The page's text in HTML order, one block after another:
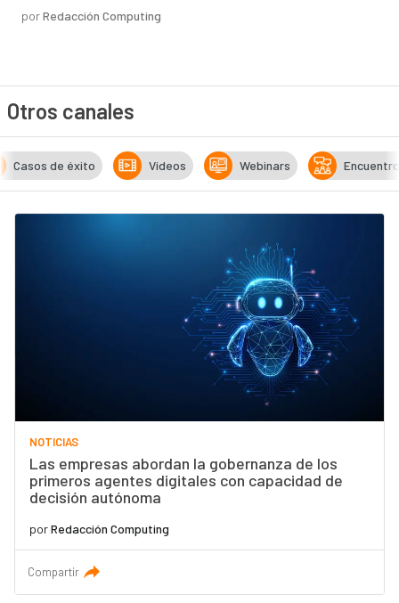
porRedacción Computing
Otros canales
Casos de éxito Vídeos Webinars
NOTICIAS
Las empresas abordan la gobernanza de los
primeros agentes digitales con capacidad de
decisión autónoma
porRedacción Computing
Compartir